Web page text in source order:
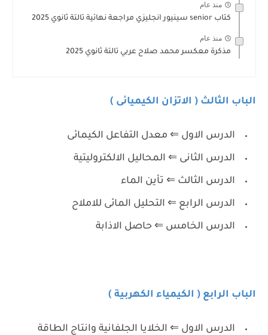
منذ عام
كتاب senior سينيور انجليزي مراجعة نهائية تالتة ثانوي 2025
منذ عام
مذكرة معكسر محمد صلاح عربي تالتة ثانوي 2025
الباب الثالث ( الاتزان الكيميائى )
الدرس الاول ⇐ معدل التفاعل الكيمائى
الدرس الثانى ⇐ المحاليل الالكتروليتية
الدرس الثالث ⇐ تأين الماء
الدرس الرابع ⇐ التحليل المائى للاملاح
الدرس الخامس ⇐ حاصل الاذابة
الباب الرابع ( الكيمياء الكهربية )
الدرس الاول ⇐ الخلايا الجلفانية وانتاج الطاقة